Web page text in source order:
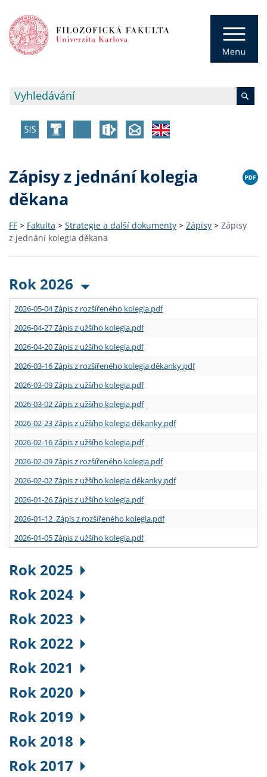
Zápisy z jednání kolegia
děkana
FF > Fakulta > Strategie a další dokumenty > Zápisy > Zápisy
z jednání kolegia děkana
Rok 2026
2026-05-04 Zápis z rozšířeného kolegia.pdf
2026-04-27 Zápis z užšího kolegia.pdf
2026-04-20 Zápis z užšího kolegia.pdf
2026-03-16 Zápis z rozšířeného kolegia děkanky.pdf
2026-03-09 Zápis z užšího kolegia.pdf
2026-03-02 Zápis z užšího kolegia.pdf
2026-02-23 Zápis z užšího kolegia děkanky.pdf
2026-02-16 Zápis z užšího kolegia.pdf
2026-02-09 Zápis z rozšířeného kolegia.pdf
2026-02-02 Zápis z užšího kolegia děkanky.pdf
2026-01-26 Zápis z užšího kolegia.pdf
2026-01-12 Zápis z rozšířeného kolegia.pdf
2026-01-05 Zápis z užšího kolegia.pdf
Rok 2025
Rok 2024
Rok 2023
Rok 2022
Rok 2021
Rok 2020
Rok 2019
Rok 2018
Rok 2017